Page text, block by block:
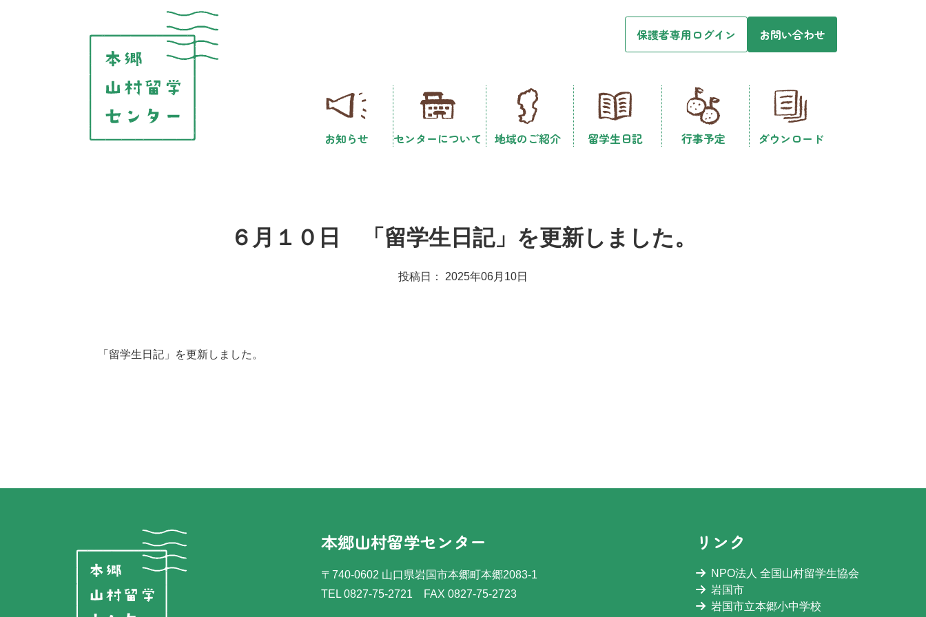
保護者専用ログイン お問い合わせ
お知らせ センターについて 地域のご紹介 留学生日記 行事予定 ダウンロード
６月１０日 「留学生日記」を更新しました。
投稿日： 2025年06月10日
「留学生日記」を更新しました。
本郷山村留学センター
〒740-0602 山口県岩国市本郷町本郷2083-1
TEL 0827-75-2721 FAX 0827-75-2723
リンク
NPO法人 全国山村留学生協会
岩国市
岩国市立本郷小中学校